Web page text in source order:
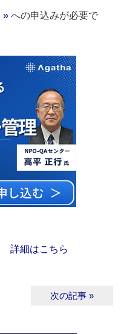
» への申込みが必要で
詳細はこちら
次の記事 »